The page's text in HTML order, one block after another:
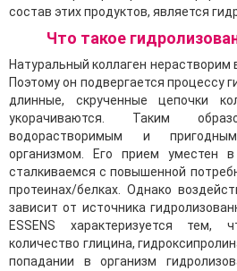
состав этих продуктов, является
Что такое
Натуральный коллаген нерастворим
Поэтому он подвергается процессу
длинные, скрученные цепочки
укорачиваются. Таким
водорастворимым и
организмом. Его прием уместен
сталкиваемся с повышенной
протеинах/белках. Однако
зависит от источника
ESSENS характеризуется тем,
количество глицина,
попадании в организм